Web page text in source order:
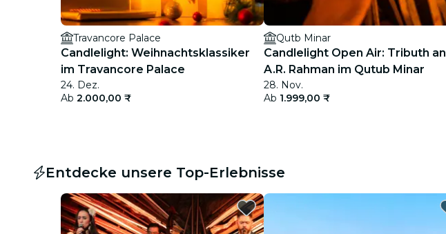
Travancore Palace
Candlelight: Weihnachtsklassiker
im Travancore Palace
24. Dez.
Ab 2.000,00 ₹
Qutb Minar
Candlelight Open Air: Tributh an
A.R. Rahman im Qutub Minar
28. Nov.
Ab 1.999,00 ₹
Entdecke unsere Top-Erlebnisse